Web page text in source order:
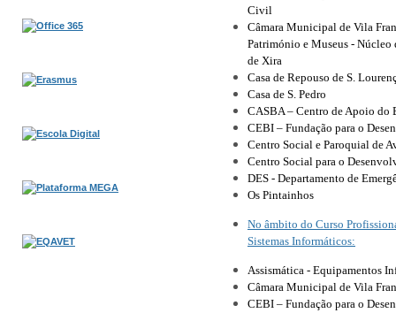
Civil
Câmara Municipal de Vila
Património e Museus ‑
de Xira
Casa de Repouso de S.
Casa de S. Pedro
CASBA – Centro de Apoio do
CEBI – Fundação para o
Centro Social e Paroquial de
Centro Social para o
DES ‑ Departamento de
Os Pintainhos
No âmbito do Curso
Sistemas Informáticos:
Assismática ‑ Equipamentos
Câmara Municipal de Vila
CEBI – Fundação para o